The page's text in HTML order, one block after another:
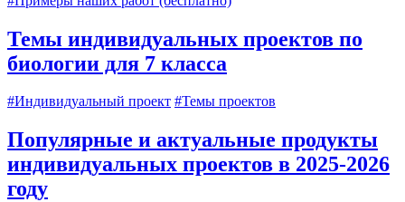
Темы индивидуальных проектов по
биологии для 7 класса
#Индивидуальный проект #Темы проектов
Популярные и актуальные продукты
индивидуальных проектов в 2025-2026
году